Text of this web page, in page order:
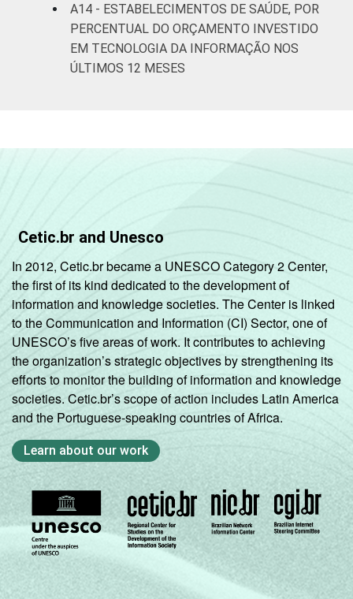
A14 - ESTABELECIMENTOS DE SAÚDE, POR
PERCENTUAL DO ORÇAMENTO INVESTIDO
EM TECNOLOGIA DA INFORMAÇÃO NOS
ÚLTIMOS 12 MESES
Cetic.br and Unesco
In 2012, Cetic.br became a UNESCO Category 2 Center,
the first of its kind dedicated to the development of
information and knowledge societies. The Center is linked
to the Communication and Information (CI) Sector, one of
UNESCO’s five areas of work. It contributes to achieving
the organization’s strategic objectives by strengthening its
efforts to monitor the building of information and knowledge
societies. Cetic.br’s scope of action includes Latin America
and the Portuguese-speaking countries of Africa.
Learn about our work